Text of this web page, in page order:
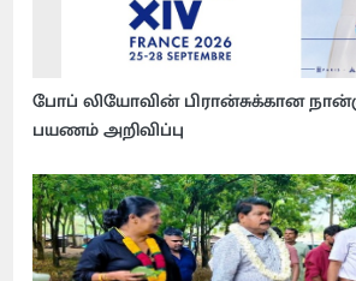
போப் லியோவின் பிரான்சுக்கான
பயணம் அறிவிப்பு